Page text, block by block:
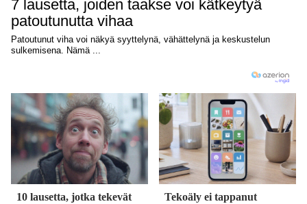
10 lausetta, jotka tekevät
Tekoäly ei tappanut